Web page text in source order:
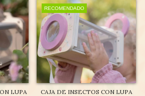
LUPA
RECOMENDADO
CAJA DE INSECTOS CON LUPA